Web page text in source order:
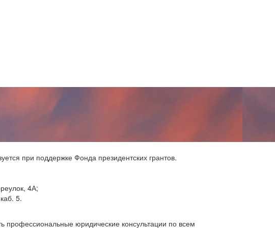
при поддержке Фонда президентских грантов.
4А;
5.
профессиональные юридические консультации по всем